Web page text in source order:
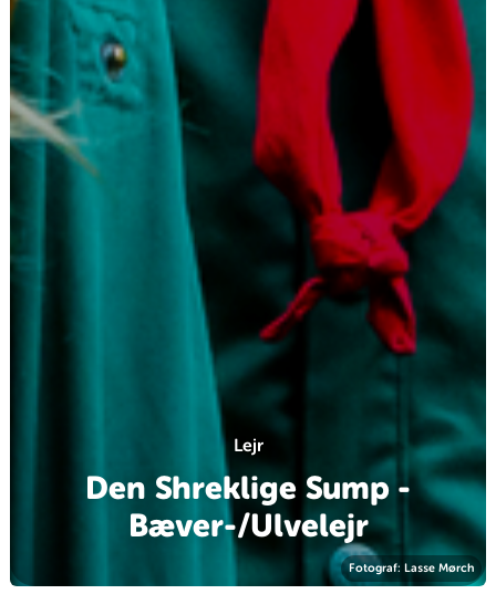
Lejr
Den Shreklige Sump -
Bæver-/Ulvelejr
Fotograf: Lasse Mørch